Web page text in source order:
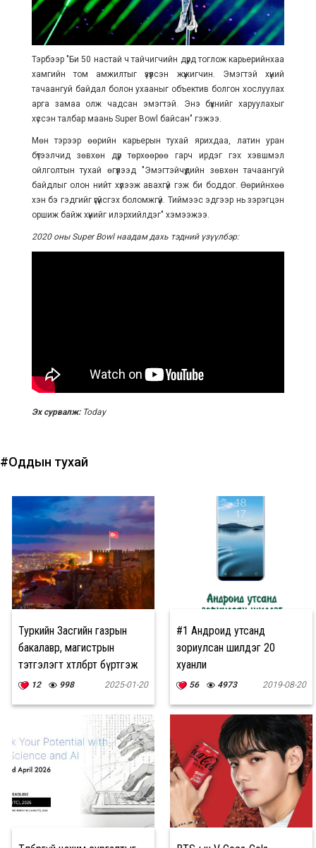
Тэрбээр "Би 50 настай ч тайчигчийн дүрд тоглож карьерийнхаа
хамгийн том амжилтыг үзүүлсэн жүжигчин. Эмэгтэй хүний
тачаангуй байдал болон ухааныг объектив болгон хослуулах
арга замаа олж чадсан эмэгтэй. Энэ бүхнийг харуулахыг
хүссэн талбар маань Super Bowl байсан" гэжээ.
Мөн тэрээр өөрийн карьерын тухай ярихдаа, латин уран
бүтээлчид зөвхөн дүр төрхөөрөө гарч ирдэг гэх хэвшмэл
ойлголтын тухай өгүүлээд "Эмэгтэйчүүдийн зөвхөн тачаангуй
байдлыг олон нийт хүлээж авахгүй гэж би боддог. Өөрийнхөө
хэн бэ гэдгийг үгүйсгэх боломжгүй. Тиймээс эдгээр нь зэрэгцэн
оршиж байж хүнийг илэрхийлдэг" хэмээжээ.
2020 оны Super Bowl наадам дахь тэдний үзүүлбэр:
Эх сурвалж: Today
#Оддын тухай
Туркийн Засгийн газрын
бакалавр, магистрын
тэтгэлэгт хөтөлбөрт бүртгэж
эхэлжээ
12 998 2025-01-20
#1 Андроид утсанд
зориулсан шилдэг 20
хуанли
56 4973 2019-08-20